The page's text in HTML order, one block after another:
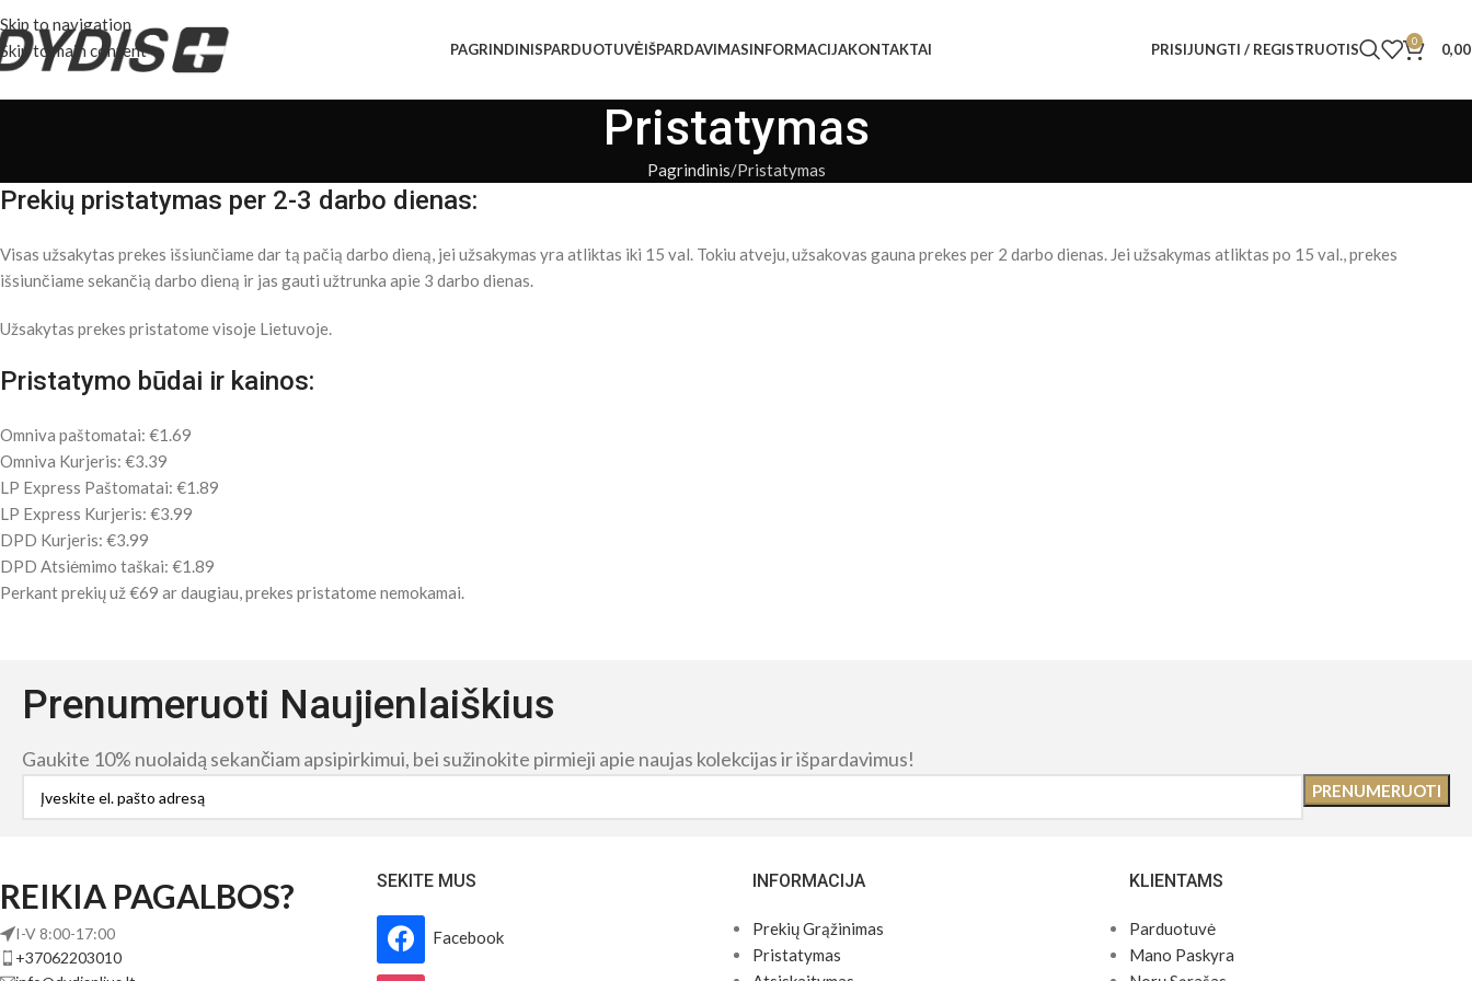
Skip to navigation
Skip to main content
PAGRINDINISPARDUOTUVĖIŠPARDAVIMASINFORMACIJAKONTAKTAI PRISIJUNGTI / REGISTRUOTIS 0
Pristatymas
Pagrindinis Pristatymas
Prekių pristatymas per 2-3 darbo dienas:
Visas užsakytas prekes išsiunčiame dar tą pačią darbo dieną, jei užsakymas yra atliktas iki 15 val. Tokiu atveju, užsakovas gauna prekes per 2 darbo dienas. Jei užsakymas atliktas po 15 val., prekes
išsiunčiame sekančią darbo dieną ir jas gauti užtrunka apie 3 darbo dienas.
Užsakytas prekes pristatome visoje Lietuvoje.
Pristatymo būdai ir kainos:
Omniva paštomatai: €1.69
Omniva Kurjeris: €3.39
LP Express Paštomatai: €1.89
LP Express Kurjeris: €3.99
DPD Kurjeris: €3.99
DPD Atsiėmimo taškai: €1.89
Perkant prekių už €69 ar daugiau, prekes pristatome nemokamai.
Prenumeruoti Naujienlaiškius
Gaukite 10% nuolaidą sekančiam apsipirkimui, bei sužinokite pirmieji apie naujas kolekcijas ir išpardavimus!
REIKIA PAGALBOS?
I-V 8:00-17:00
+37062203010
SEKITE MUS
Facebook
INFORMACIJA
Prekių Grąžinimas
Pristatymas
KLIENTAMS
Parduotuvė
Mano Paskyra